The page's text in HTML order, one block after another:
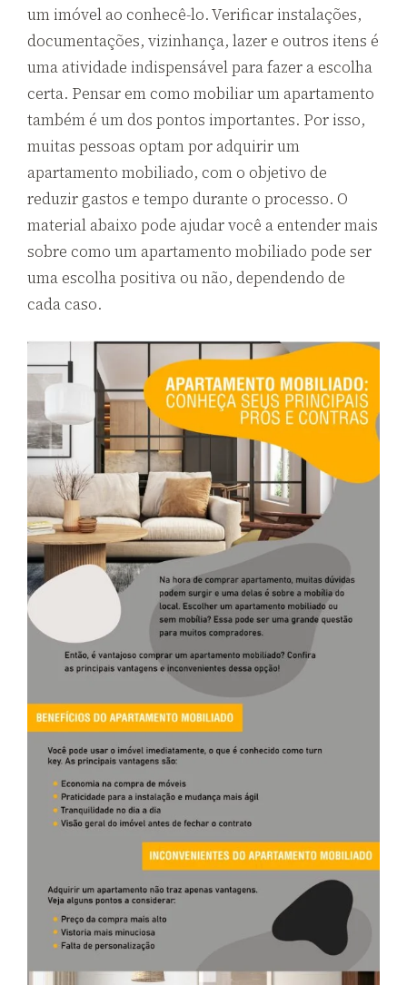
um imóvel ao conhecê-lo. Verificar instalações,
documentações, vizinhança, lazer e outros itens é
uma atividade indispensável para fazer a escolha
certa. Pensar em como mobiliar um apartamento
também é um dos pontos importantes. Por isso,
muitas pessoas optam por adquirir um
apartamento mobiliado, com o objetivo de
reduzir gastos e tempo durante o processo. O
material abaixo pode ajudar você a entender mais
sobre como um apartamento mobiliado pode ser
uma escolha positiva ou não, dependendo de
cada caso.